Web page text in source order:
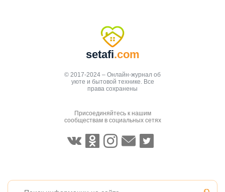
setafi.com
© 2017-2024 – Онлайн-журнал об
уюте и бытовой технике. Все
права сохранены
Присоединяйтесь к нашим
сообществам в социальных сетях